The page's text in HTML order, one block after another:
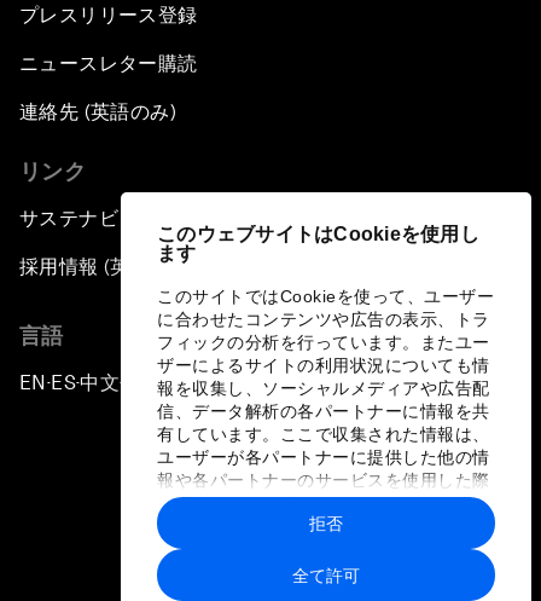
このウェブサイトはCookieを使用し
ます
このサイトではCookieを使って、ユーザー
に合わせたコンテンツや広告の表示、トラ
フィックの分析を行っています。またユー
ザーによるサイトの利用状況についても情
報を収集し、ソーシャルメディアや広告配
信、データ解析の各パートナーに情報を共
有しています。ここで収集された情報は、
ユーザーが各パートナーに提供した他の情
報や各パートナーのサービスを使用した際
に収集された情報と組み合わされ、各パー
トナーによって使用されることがありま
す。
全て許可
拒否
The Rise of Data-ocracy
Earth Data: A Remedy for Environmental Risk?
Scaling Up Electric Mobility
Strategic Outlook on Europe
China's Green Leadership
In Innovation's Shadow
Welcome to the Annual Meeting of the New
Champions 2018
プレスリリース登録
ニュースレター購読
連絡先 (英語のみ)
リンク
サステナビリティへの取り組み
採用情報 (英語のみ)
言語
EN ▪ES▪中文▪ 日本語
プライバシーポリシーと利用規約
サイトマップ